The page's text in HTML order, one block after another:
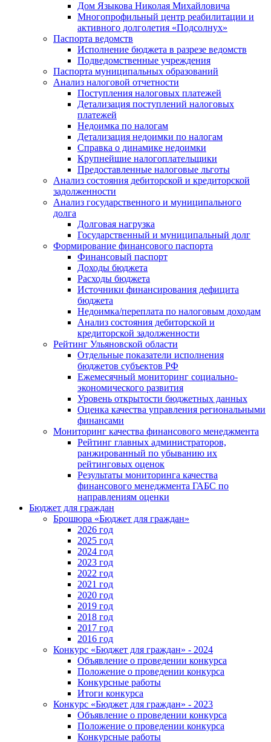
Дом Языкова Николая Михайловича
Многопрофильный центр реабилитации и
активного долголетия «Подсолнух»
Паспорта ведомств
Исполнение бюджета в разрезе ведомств
Подведомственные учреждения
Паспорта муниципальных образований
Анализ налоговой отчетности
Поступления налоговых платежей
Детализация поступлений налоговых
платежей
Недоимка по налогам
Детализация недоимки по налогам
Справка о динамике недоимки
Крупнейшие налогоплательщики
Предоставленные налоговые льготы
Анализ состояния дебиторской и кредиторской
задолженности
Анализ государственного и муниципального
долга
Долговая нагрузка
Государственный и муниципальный долг
Формирование финансового паспорта
Финансовый паспорт
Доходы бюджета
Расходы бюджета
Источники финансирования дефицита
бюджета
Недоимка/переплата по налоговым доходам
Анализ состояния дебиторской и
кредиторской задолженности
Рейтинг Ульяновской области
Отдельные показатели исполнения
бюджетов субъектов РФ
Ежемесячный мониторинг социально-
экономического развития
Уровень открытости бюджетных данных
Оценка качества управления региональными
финансами
Мониторинг качества финансового менеджмента
Рейтинг главных администраторов,
ранжированный по убыванию их
рейтинговых оценок
Результаты мониторинга качества
финансового менеджмента ГАБС по
направлениям оценки
Бюджет для граждан
Брошюра «Бюджет для граждан»
2026 год
2025 год
2024 год
2023 год
2022 год
2021 год
2020 год
2019 год
2018 год
2017 год
2016 год
Конкурс «Бюджет для граждан» - 2024
Объявление о проведении конкурса
Положение о проведении конкурса
Конкурсные работы
Итоги конкурса
Конкурс «Бюджет для граждан» - 2023
Объявление о проведении конкурса
Положение о проведении конкурса
Конкурсные работы